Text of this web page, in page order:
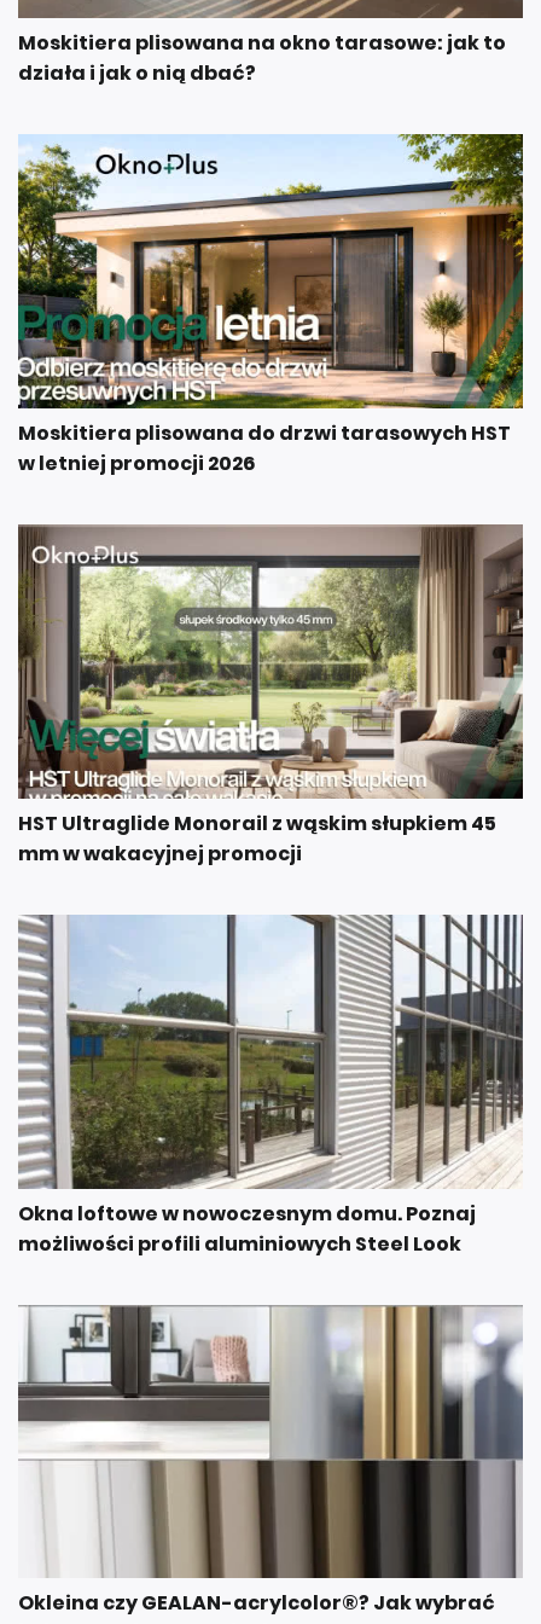
Moskitiera plisowana na okno tarasowe: jak to
działa i jak o nią dbać?
Moskitiera plisowana do drzwi tarasowych HST
w letniej promocji 2026
HST Ultraglide Monorail z wąskim słupkiem 45
mm w wakacyjnej promocji
Okna loftowe w nowoczesnym domu. Poznaj
możliwości profili aluminiowych Steel Look
Okleina czy GEALAN-acrylcolor®? Jak wybrać